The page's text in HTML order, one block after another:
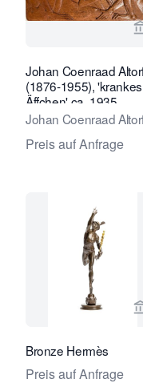
Johan Coenraad
(1876-1955), 'krankes
Äffchen' ca. 1935
Johan Coenraad
Preis auf Anfrage
Bronze Hermès
Preis auf Anfrage